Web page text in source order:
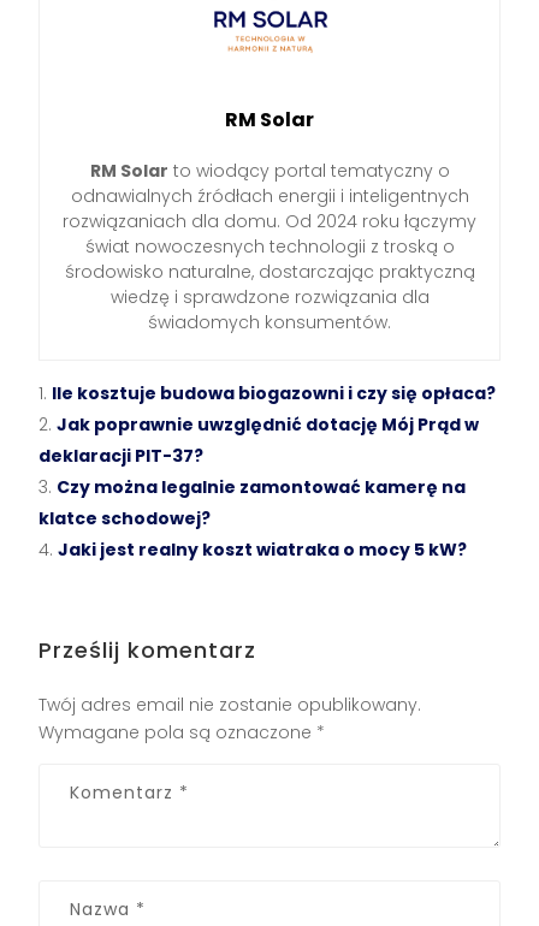
RM Solar
RM Solar to wiodący portal tematyczny o
odnawialnych źródłach energii i inteligentnych
rozwiązaniach dla domu. Od 2024 roku łączymy
świat nowoczesnych technologii z troską o
środowisko naturalne, dostarczając praktyczną
wiedzę i sprawdzone rozwiązania dla
świadomych konsumentów.
Ile kosztuje budowa biogazowni i czy się opłaca?
Jak poprawnie uwzględnić dotację Mój Prąd w
deklaracji PIT-37?
Czy można legalnie zamontować kamerę na
klatce schodowej?
Jaki jest realny koszt wiatraka o mocy 5 kW?
Prześlij komentarz
Twój adres email nie zostanie opublikowany.
Wymagane pola są oznaczone *